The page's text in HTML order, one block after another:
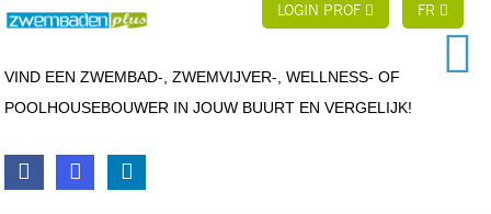
LOGIN PROF FR
VIND EEN ZWEMBAD-, ZWEMVIJVER-, WELLNESS- OF
POOLHOUSEBOUWER IN JOUW BUURT EN VERGELIJK!